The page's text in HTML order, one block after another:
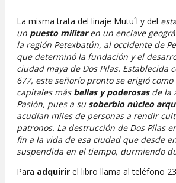
La misma trata del linaje Mutu´l y del
un puesto militaren un enclave
la región Petexbatún, al occidente de
que determinó la fundación y el
ciudad maya de Dos Pilas. Establecida
677, este señorío pronto se erigió
capitales másbellas y poderosasde la
Pasión, pues a su soberbio núcleo
acudían miles de personas a rendir
patronos. La destrucción de Dos Pilas
fin a la vida de esa ciudad que desde
suspendida en el tiempo, durmiendo
Para adquirir el libro llama al teléfono